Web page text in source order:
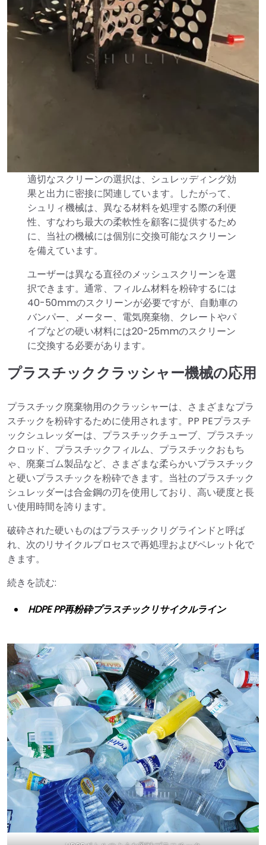
適切なスクリーンの選択は、シュレッディング効
果と出力に密接に関連しています。したがって、
シュリィ機械は、異なる材料を処理する際の利便
性、すなわち最大の柔軟性を顧客に提供するため
に、当社の機械には個別に交換可能なスクリーン
を備えています。
ユーザーは異なる直径のメッシュスクリーンを選
択できます。通常、フィルム材料を粉砕するには
40-50mmのスクリーンが必要ですが、自動車の
バンパー、メーター、電気廃棄物、クレートやパ
イプなどの硬い材料には20-25mmのスクリーン
に交換する必要があります。
プラスチッククラッシャー機械の応用
プラスチック廃棄物用のクラッシャーは、さまざまなプラ
スチックを粉砕するために使用されます。PP PEプラスチ
ックシュレッダーは、プラスチックチューブ、プラスチッ
クロッド、プラスチックフィルム、プラスチックおもち
ゃ、廃棄ゴム製品など、さまざまな柔らかいプラスチック
と硬いプラスチックを粉砕できます。当社のプラスチック
シュレッダーは合金鋼の刃を使用しており、高い硬度と長
い使用時間を誇ります。
破砕された硬いものはプラスチックリグラインドと呼ば
れ、次のリサイクルプロセスで再処理およびペレット化で
きます。
続きを読む:
HDPE PP再粉砕プラスチックリサイクルライン